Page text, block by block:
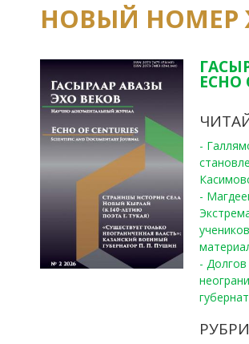
НОВЫЙ НОМЕР
-
-
-